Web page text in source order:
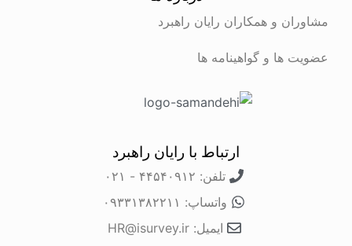
مشاوران و همکاران رایان راهبرد
عضویت ها و گواهینامه ها
ارتباط با رایان راهبرد
تلفن: ۴۴۵۴۰۹۱۲ - ۰۲۱
واتساپ: ۰۹۳۳۱۳۸۲۲۱۱
ایمیل: HR@isurvey.ir